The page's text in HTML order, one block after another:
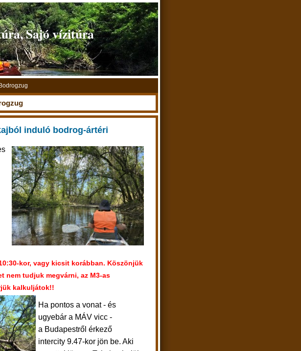
Sajó vízitúra
induló bodrog-ártéri
kor, vagy kicsit korábban. Köszönjük
nem tudjuk megvárni, az M3-as
kalkuljátok!!
Ha pontos a vonat - és
ugyebár a MÁV vicc -
a Budapestről érkező
intercity 9.47-kor jön be. Aki